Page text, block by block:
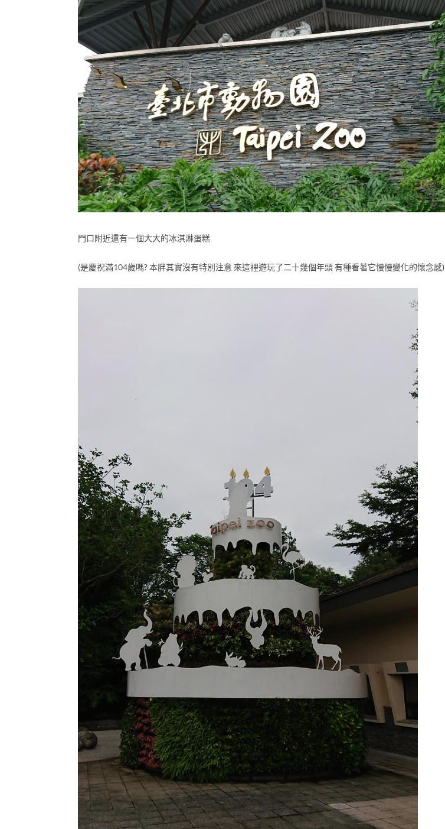
門口附近還有一個大大的冰淇淋蛋糕
(是慶祝滿104歲嗎? 本胖其實沒有特別注意 來這裡遊玩了二十幾個年頭 有種看著它慢慢變化的懷念感)